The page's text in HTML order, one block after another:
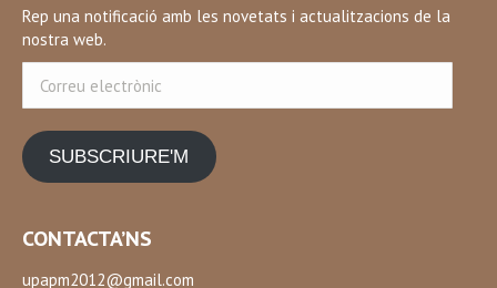
Rep una notificació amb les novetats i actualitzacions de la
nostra web.
electrònic
SUBSCRIURE'M
CONTACTA’NS
upapm2012@gmail.com